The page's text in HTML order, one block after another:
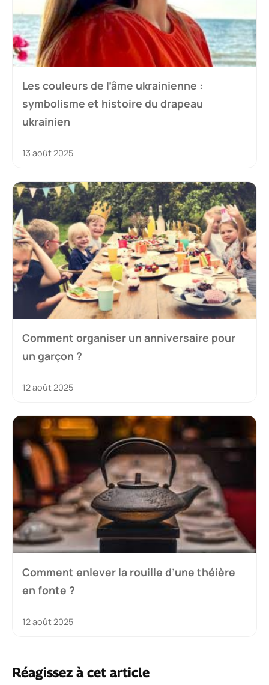
Les couleurs de l’âme ukrainienne :
symbolisme et histoire du drapeau
ukrainien
13 août 2025
Comment organiser un anniversaire pour
un garçon ?
12 août 2025
Comment enlever la rouille d’une théière
en fonte ?
12 août 2025
Réagissez à cet article